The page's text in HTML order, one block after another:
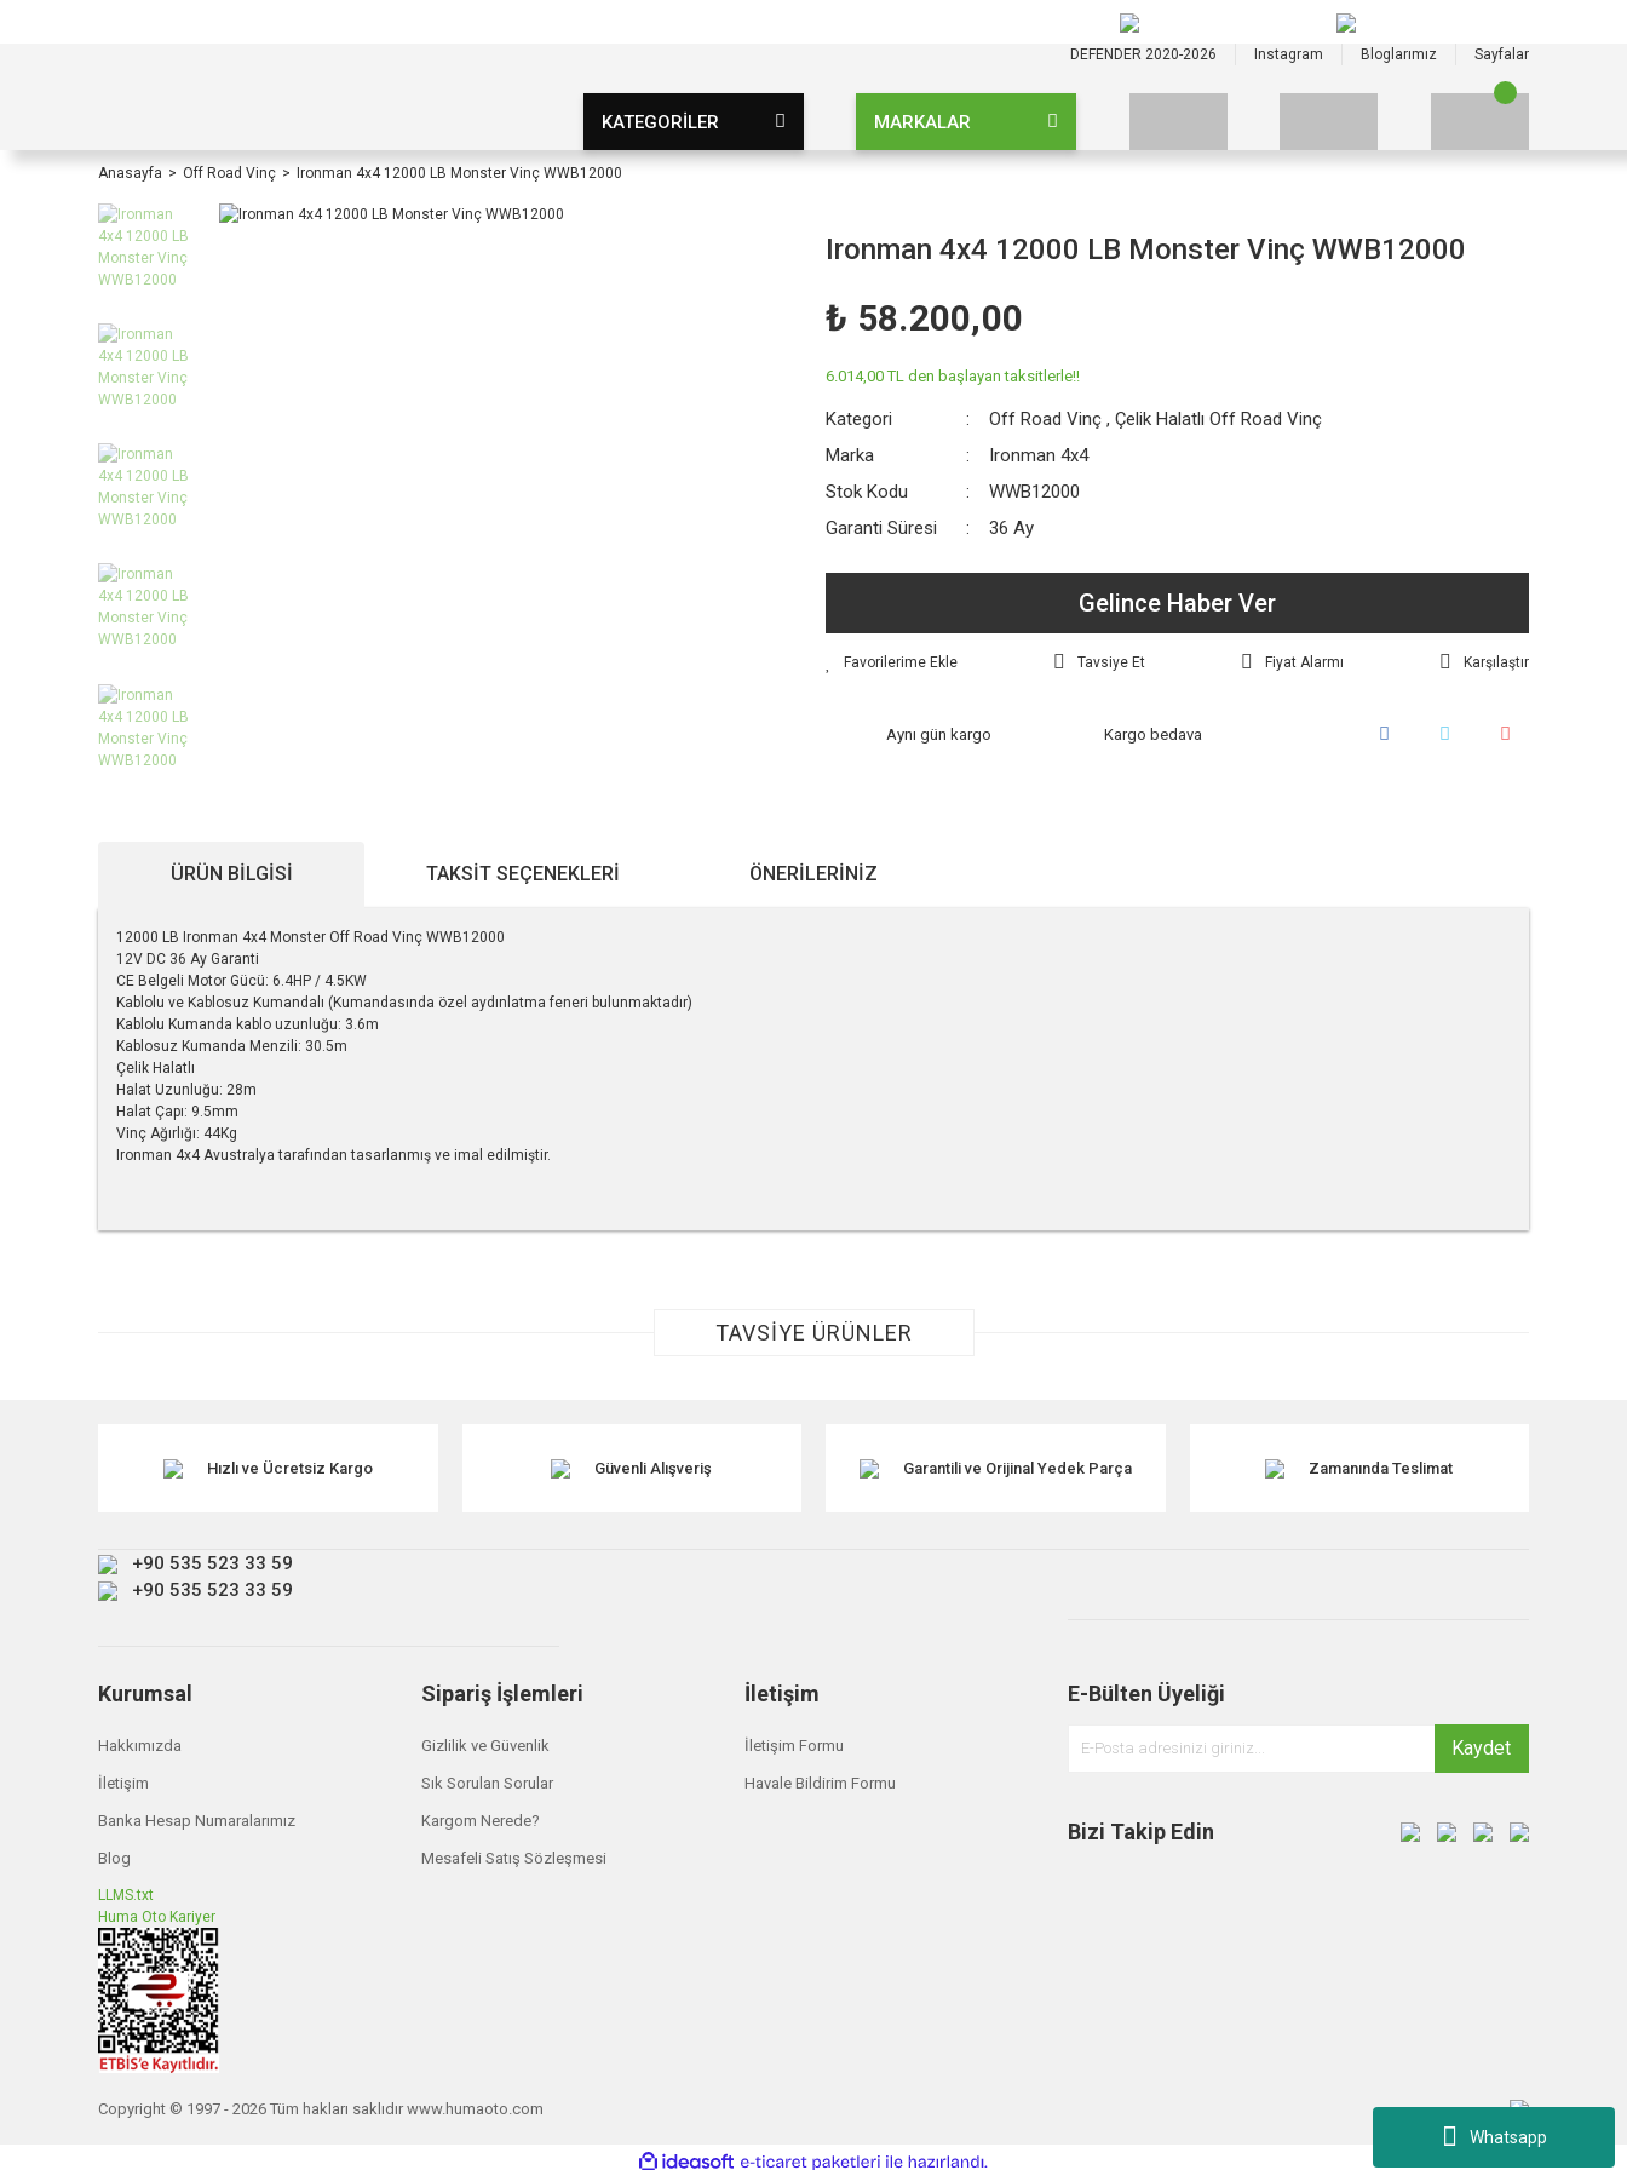
Whatsapp
DEFENDER 2020-2026 Instagram Bloglarımız Sayfalar
KATEGORİLER MARKALAR
Anasayfa Off Road Vinç Ironman 4x4 12000 LB Monster Vinç WWB12000
Ironman 4x4 12000 LB Monster Vinç WWB12000
₺ 58.200,00
6.014,00 TL den başlayan taksitlerle!!
Kategori Off Road Vinç ,Çelik Halatlı Off Road Vinç
Marka
Ironman 4x4
Stok Kodu
WWB12000
Garanti Süresi
36 Ay
Gelince Haber Ver
Tavsiye Et Fiyat Alarmı Karşılaştır
Aynı gün kargo Kargo bedava
ÜRÜN BILGISI TAKSIT SEÇENEKLERI ÖNERILERINIZ
12000 LB Ironman 4x4 Monster Off Road Vinç WWB12000
12V DC 36 Ay Garanti
CE Belgeli Motor Gücü: 6.4HP / 4.5KW
Kablolu ve Kablosuz Kumandalı (Kumandasında özel aydınlatma feneri bulunmaktadır)
Kablolu Kumanda kablo uzunluğu: 3.6m
Kablosuz Kumanda Menzili: 30.5m
Çelik Halatlı
Halat Uzunluğu: 28m
Halat Çapı: 9.5mm
Vinç Ağırlığı: 44Kg
Ironman 4x4 Avustralya tarafından tasarlanmış ve imal edilmiştir.
Bu ürüne benzer farklı alternatifler olmalı.
TAVSİYE ÜRÜNLER
Ironman 4x4
Vinç Makarası IBLOCK 8 Ton Kapasiteli | Ironman
₺ 4.365,00
Hızlı ve Ücretsiz Kargo Güvenli Alışveriş Garantili ve Orijinal Yedek Parça Zamanında Teslimat
+90 535 523 33 59
+90 535 523 33 59
Kurumsal
Hakkımızda
İletişim
Banka Hesap Numaralarımız
Blog
LLMS.txt
Huma Oto Kariyer
Sipariş İşlemleri
Gizlilik ve Güvenlik
Sık Sorulan Sorular
Kargom Nerede?
Mesafeli Satış Sözleşmesi
İletişim
İletişim Formu
Havale Bildirim Formu
E-Bülten Üyeliği
Kaydet
Bizi Takip Edin
Copyright © 1997 - 2026 Tüm hakları saklıdır www.humaoto.com
ideasoft e-